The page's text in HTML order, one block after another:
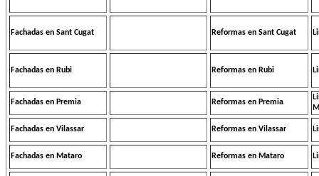
Fachadas en Sant Cugat Reformas en Sant Cugat
Fachadas en Rubi Reformas en Rubi
Fachadas en Premia Reformas en Premia
Fachadas en Vilassar Reformas en Vilassar
Fachadas en Mataro Reformas en Mataro